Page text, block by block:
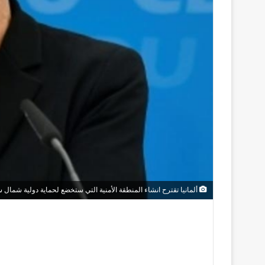
ألمانيا تقترح انشاء المنطقة الأمنية التي ستخضع لحماية دولية شمال